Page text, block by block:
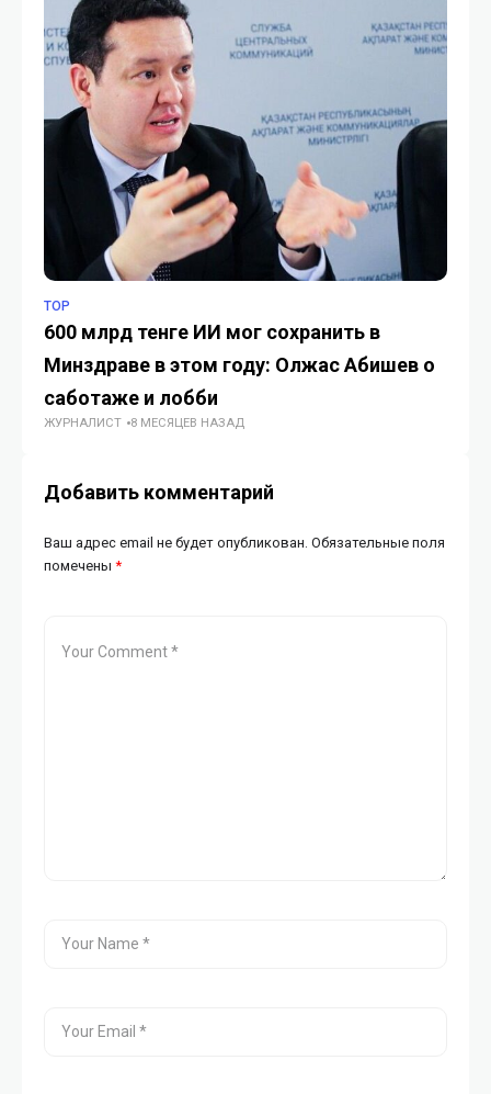
TOP
600 млрд тенге ИИ мог сохранить в
Минздраве в этом году: Олжас Абишев о
саботаже и лобби
ЖУРНАЛИСТ 8 МЕСЯЦЕВ НАЗАД
Добавить комментарий
Ваш адрес email не будет опубликован. Обязательные поля
помечены *